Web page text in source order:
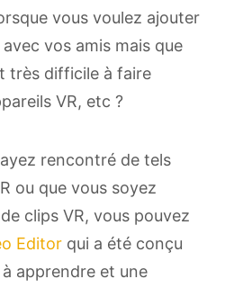
vous voulez ajouter
vos amis mais que
très difficile à faire
VR, etc ?
rencontré de tels
ou que vous soyez
clips VR, vous pouvez
Editor qui a été conçu
apprendre et une